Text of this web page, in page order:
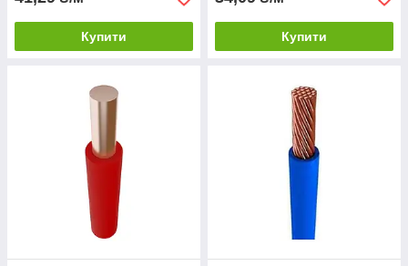
Купити Купити